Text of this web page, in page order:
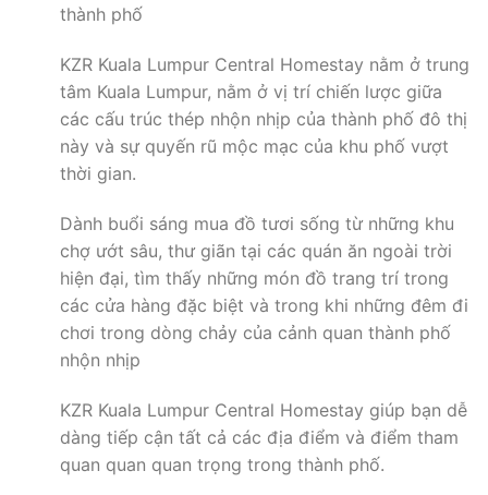
thành phố
KZR Kuala Lumpur Central Homestay nằm ở trung
tâm Kuala Lumpur, nằm ở vị trí chiến lược giữa
các cấu trúc thép nhộn nhịp của thành phố đô thị
này và sự quyến rũ mộc mạc của khu phố vượt
thời gian.
Dành buổi sáng mua đồ tươi sống từ những khu
chợ ướt sâu, thư giãn tại các quán ăn ngoài trời
hiện đại, tìm thấy những món đồ trang trí trong
các cửa hàng đặc biệt và trong khi những đêm đi
chơi trong dòng chảy của cảnh quan thành phố
nhộn nhịp
KZR Kuala Lumpur Central Homestay giúp bạn dễ
dàng tiếp cận tất cả các địa điểm và điểm tham
quan quan quan trọng trong thành phố.